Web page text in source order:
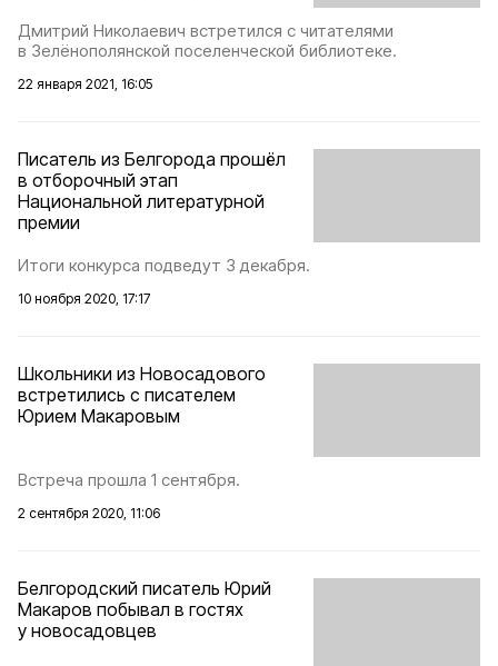
Дмитрий Николаевич встретился с читателями
в Зелёнополянской поселенческой библиотеке.
22 января 2021, 16:05
Писатель из Белгорода прошёл
в отборочный этап
Национальной литературной
премии
Итоги конкурса подведут 3 декабря.
10 ноября 2020, 17:17
Школьники из Новосадового
встретились с писателем
Юрием Макаровым
Встреча прошла 1 сентября.
2 сентября 2020, 11:06
Белгородский писатель Юрий
Макаров побывал в гостях
у новосадовцев